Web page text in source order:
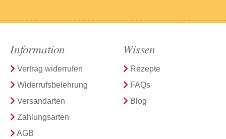
Information
Vertrag widerrufen
Widerrufsbelehrung
Versandarten
Zahlungsarten
AGB
Wissen
Rezepte
FAQs
Blog